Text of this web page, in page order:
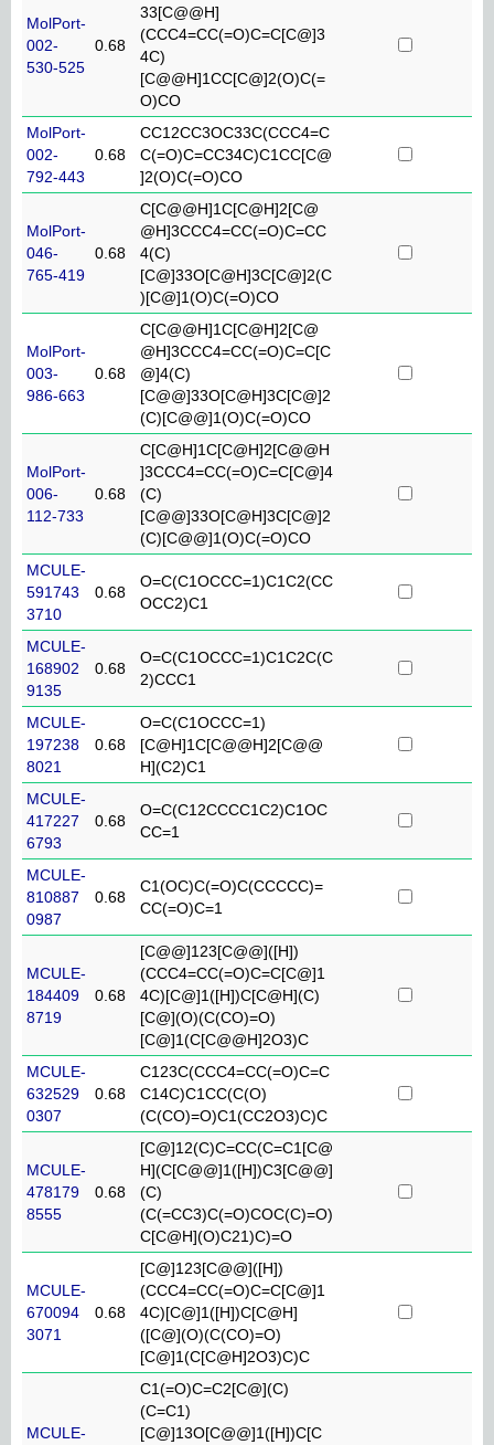
MolPort-
002-
530-525
0.68
33[C@@H]
(CCC4=CC(=O)C=C[C@]3
4C)
[C@@H]1CC[C@]2(O)C(=
O)CO
MolPort-
002-
792-443
0.68
CC12CC3OC33C(CCC4=C
C(=O)C=CC34C)C1CC[C@
]2(O)C(=O)CO
MolPort-
046-
765-419
0.68
C[C@@H]1C[C@H]2[C@
@H]3CCC4=CC(=O)C=CC
4(C)
[C@]33O[C@H]3C[C@]2(C
)[C@]1(O)C(=O)CO
MolPort-
003-
986-663
0.68
C[C@@H]1C[C@H]2[C@
@H]3CCC4=CC(=O)C=C[C
@]4(C)
[C@@]33O[C@H]3C[C@]2
(C)[C@@]1(O)C(=O)CO
MolPort-
006-
112-733
0.68
C[C@H]1C[C@H]2[C@@H
]3CCC4=CC(=O)C=C[C@]4
(C)
[C@@]33O[C@H]3C[C@]2
(C)[C@@]1(O)C(=O)CO
MCULE-
591743
3710
0.68
O=C(C1OCCC=1)C1C2(CC
OCC2)C1
MCULE-
168902
9135
0.68
O=C(C1OCCC=1)C1C2C(C
2)CCC1
MCULE-
197238
8021
0.68
O=C(C1OCCC=1)
[C@H]1C[C@@H]2[C@@
H](C2)C1
MCULE-
417227
6793
0.68
O=C(C12CCCC1C2)C1OC
CC=1
MCULE-
810887
0987
0.68
C1(OC)C(=O)C(CCCCC)=
CC(=O)C=1
MCULE-
184409
8719
0.68
[C@@]123[C@@]([H])
(CCC4=CC(=O)C=C[C@]1
4C)[C@]1([H])C[C@H](C)
[C@](O)(C(CO)=O)
[C@]1(C[C@@H]2O3)C
MCULE-
632529
0307
0.68
C123C(CCC4=CC(=O)C=C
C14C)C1CC(C(O)
(C(CO)=O)C1(CC2O3)C)C
MCULE-
478179
8555
0.68
[C@]12(C)C=CC(C=C1[C@
H](C[C@@]1([H])C3[C@@]
(C)
(C(=CC3)C(=O)COC(C)=O)
C[C@H](O)C21)C)=O
MCULE-
670094
3071
0.68
[C@]123[C@@]([H])
(CCC4=CC(=O)C=C[C@]1
4C)[C@]1([H])C[C@H]
([C@](O)(C(CO)=O)
[C@]1(C[C@H]2O3)C)C
MCULE-
C1(=O)C=C2[C@](C)
(C=C1)
[C@]13O[C@@]1([H])C[C